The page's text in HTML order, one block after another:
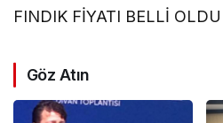
FINDIK FİYATI BELLİ OLDU
Göz Atın